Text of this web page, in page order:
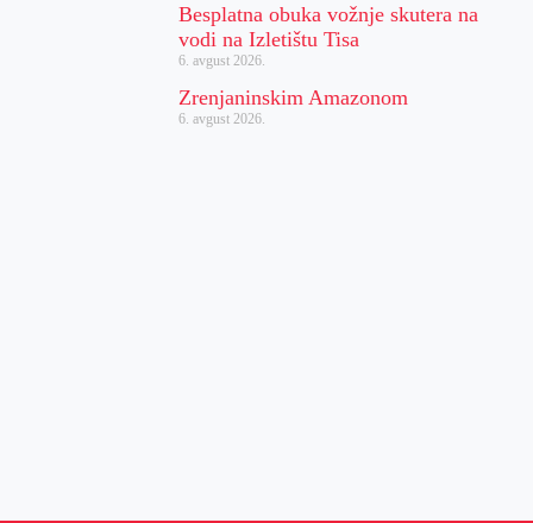
Besplatna obuka vožnje skutera na
vodi na Izletištu Tisa
6. avgust 2026.
Zrenjaninskim Amazonom
6. avgust 2026.